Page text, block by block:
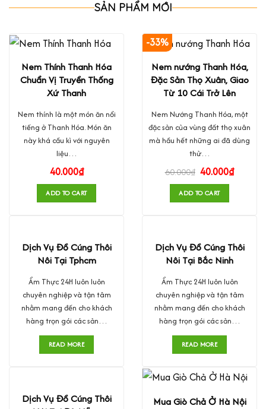
SẢN PHẨM MỚI
Nem Thính Thanh Hóa
Chuẩn Vị Truyền Thống
Xứ Thanh
Nem thính là một món ăn nổi
tiếng ở Thanh Hóa. Món ăn
này khá cầu kì với nguyên
liệu…
40.000₫
ADD TO CART
-33%
Nem nướng Thanh Hóa,
Đặc Sản Thọ Xuân, Giao
Từ 10 Cái Trở Lên
Nem Nướng Thanh Hóa, một
đặc sản của vùng đất thọ xuân
mà hầu hết những ai đã dùng
thử…
60.000₫ 40.000₫
ADD TO CART
Dịch Vụ Đồ Cúng Thôi
Nôi Tại Tphcm
Ẩm Thực 24H luôn luôn
chuyên nghiệp và tận tâm
nhằm mang đến cho khách
hàng trọn gói các sản…
READ MORE
Dịch Vụ Đồ Cúng Thôi
Nôi Tại Bắc Ninh
Ẩm Thực 24H luôn luôn
chuyên nghiệp và tận tâm
nhằm mang đến cho khách
hàng trọn gói các sản…
READ MORE
Dịch Vụ Đồ Cúng Thôi
Mua Giò Chả Ở Hà Nội